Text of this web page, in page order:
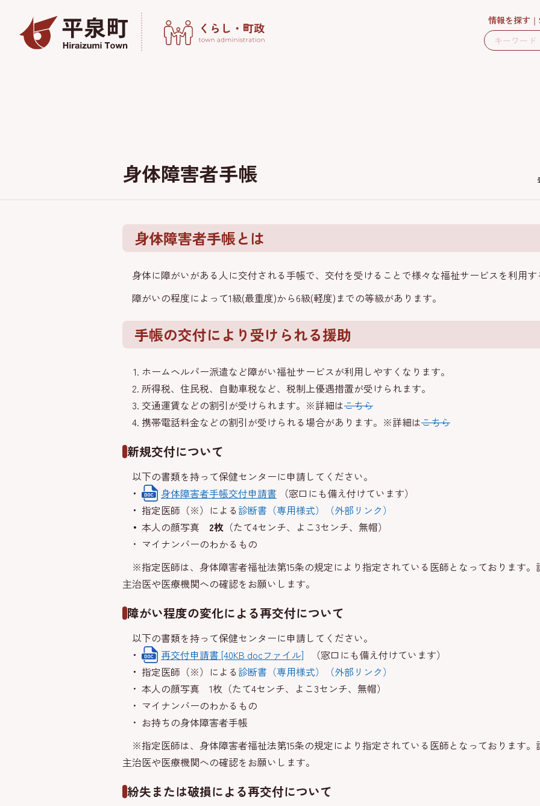
情報を探す
身体障害者手帳
身体障害者手帳とは
身体に障がいがある人に交付される手帳で、交付を受けることで様々な福祉サービスを利用す
障がいの程度によって1級(最重度)から6級(軽度)までの等級があります。
手帳の交付により受けられる援助
ホームヘルパー派遣など障がい福祉サービスが利用しやすくなります。
所得税、住民税、自動車税など、税制上優遇措置が受けられます。
交通運賃などの割引が受けられます。※詳細はこちら
携帯電話料金などの割引が受けられる場合があります。※詳細はこちら
新規交付について
以下の書類を持って保健センターに申請してください。
身体障害者手帳交付申請書 （窓口にも備え付けています）
指定医師（※）による診断書（専用様式）（外部リンク）
本人の顔写真 2枚 （たて4センチ、よこ3センチ、無帽）
マイナンバーのわかるもの
※指定医師は、身体障害者福祉法第15条の規定により指定されている医師となっております。
主治医や医療機関への確認をお願いします。
障がい程度の変化による再交付について
以下の書類を持って保健センターに申請してください。
再交付申請書 [40KB docファイル] （窓口にも備え付けています）
指定医師（※）による診断書（専用様式）（外部リンク）
本人の顔写真 1枚（たて4センチ、よこ3センチ、無帽）
マイナンバーのわかるもの
お持ちの身体障害者手帳
※指定医師は、身体障害者福祉法第15条の規定により指定されている医師となっております。
主治医や医療機関への確認をお願いします。
紛失または破損による再交付について